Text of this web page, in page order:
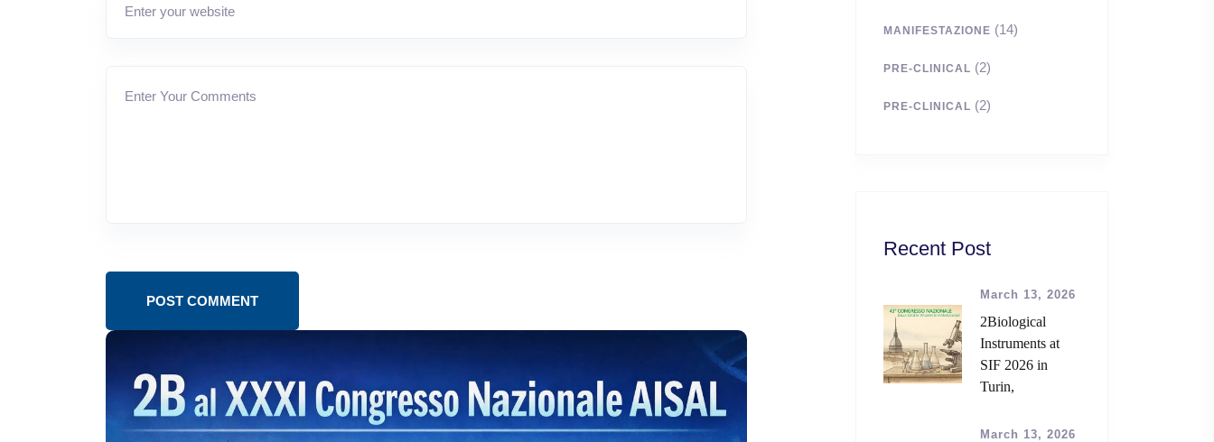
POST COMMENT
MANIFESTAZIONE (14)
PRE-CLINICAL (2)
PRE-CLINICAL (2)
Recent Post
March 13, 2026
2Biological
Instruments at
SIF 2026 in
Turin,
March 13, 2026